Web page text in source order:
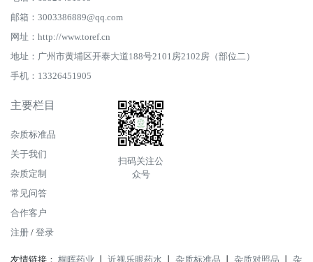
邮箱：3003386889@qq.com
网址：http://www.toref.cn
地址：广州市黄埔区开泰大道188号2101房2102房（部位二）
手机：13326451905
主要栏目
杂质标准品
关于我们
杂质定制
常见问答
合作客户
注册 / 登录
扫码关注公
众号